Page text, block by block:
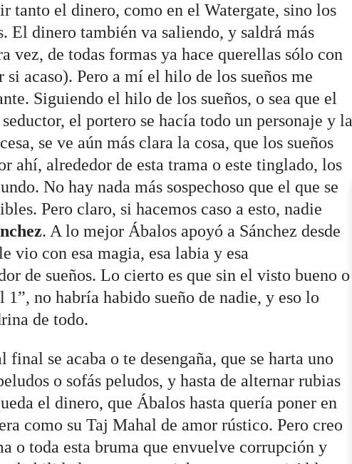
tanto el dinero, como en el Watergate, sino los
El dinero también va saliendo, y saldrá más
vez, de todas formas ya hace querellas sólo con
si acaso). Pero a mí el hilo de los sueños me
Siguiendo el hilo de los sueños, o sea que el
el portero se hacía todo un personaje y la
se ve aún más clara la cosa, que los sueños
ahí, alrededor de esta trama o este tinglado, los
No hay nada más sospechoso que el que se
Pero claro, si hacemos caso a esto, nadie
. A lo mejor Ábalos apoyó a Sánchez desde
vio con esa magia, esa labia y esa
de sueños. Lo cierto es que sin el visto bueno o
no habría habido sueño de nadie, y eso lo
de todo.
final se acaba o te desengaña, que se harta uno
o sofás peludos, y hasta de alternar rubias
el dinero, que Ábalos hasta quería poner en
como su Taj Mahal de amor rústico. Pero creo
o toda esta bruma que envuelve corrupción y